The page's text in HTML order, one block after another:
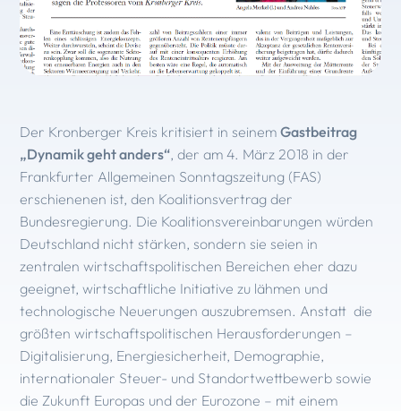
Der Kronberger Kreis kritisiert in seinemGastbeitrag
„Dynamik geht anders“, der am 4. März 2018 in der
Frankfurter Allgemeinen Sonntagszeitung (FAS)
erschienenen ist, den Koalitionsvertrag der
Bundesregierung. Die Koalitionsvereinbarungen würden
Deutschland nicht stärken, sondern sie seien in
zentralen wirtschaftspolitischen Bereichen eher dazu
geeignet, wirtschaftliche Initiative zu lähmen und
technologische Neuerungen auszubremsen. Anstatt die
größten wirtschaftspolitischen Herausforderungen –
Digitalisierung, Energiesicherheit, Demographie,
internationaler Steuer- und Standortwettbewerb sowie
die Zukunft Europas und der Eurozone – mit einem